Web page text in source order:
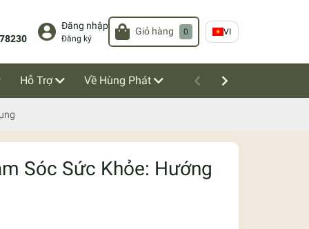
Đăng nhập
Đăng ký
Giỏ hàng 0 VI
Hỗ Trợ Về Hùng Phát
Sóc Sức Khỏe: Hướng